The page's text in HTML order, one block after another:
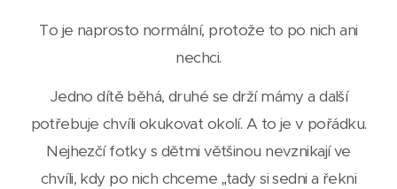
To je naprosto normální, protože to po nich ani
nechci.
Jedno dítě běhá, druhé se drží mámy a další
potřebuje chvíli okukovat okolí. A to je v pořádku.
Nejhezčí fotky s dětmi většinou nevznikají ve
chvíli, kdy po nich chceme „tady si sedni a řekni